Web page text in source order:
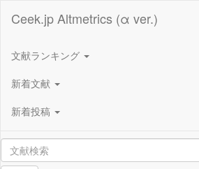
Ceek.jp Altmetrics (α ver.)
文献ランキング
新着文献
新着投稿